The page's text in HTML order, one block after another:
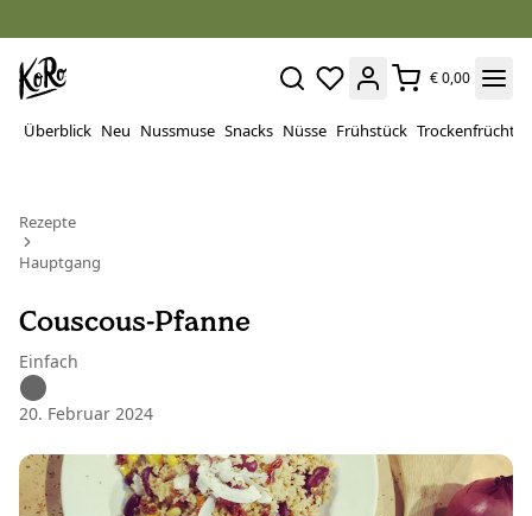
€ 0,00
Überblick Neu Nussmuse Snacks Nüsse Frühstück Trockenfrüchte
Rezepte
Hauptgang
Couscous-Pfanne
Einfach
20. Februar 2024